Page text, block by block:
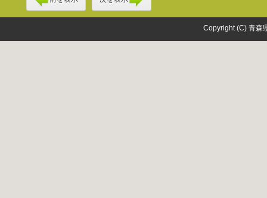
Copyright (C) 青森